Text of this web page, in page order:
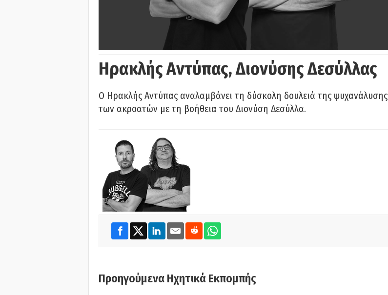
Ηρακλής Αντύπας, Διονύσης Δεσύλλας
Ο Ηρακλής Αντύπας αναλαμβάνει τη δύσκολη δουλειά της ψυχανάλυσης
των ακροατών με τη βοήθεια του Διονύση Δεσύλλα.
Προηγούμενα Ηχητικά Εκπομπής